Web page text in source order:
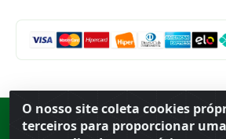
O nosso site coleta cookies
terceiros para proporcionar
Rod. SP-215, s/n, km 98 — Área Rural Porto
· CNPJ 56.679.863/0001-91